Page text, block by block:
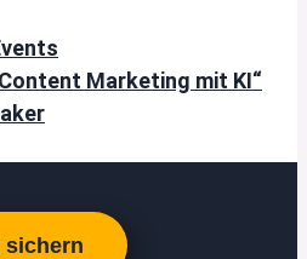
Marketing mit KI“
sichern